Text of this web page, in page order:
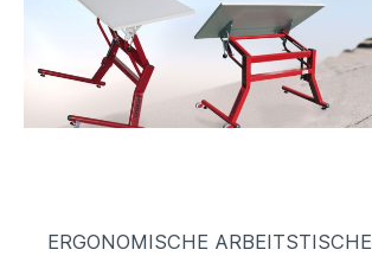
ERGONOMISCHE ARBEITSTISCHE